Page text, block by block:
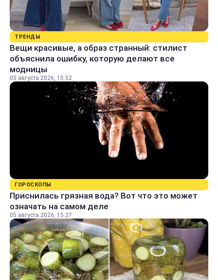
ТРЕНДЫ
Вещи красивые, а образ странный: стилист
объяснила ошибку, которую делают все
модницы
05 августа 2026, 15:52
ГОРОСКОПЫ
Приснилась грязная вода? Вот что это может
означать на самом деле
05 августа 2026, 15:27